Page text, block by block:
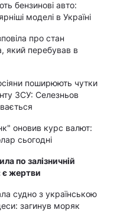
бензинові авто:
моделі в Україні
про стан
який перебував в
поширюють чутки
ЗСУ: Селезньов
оновив курс валют:
сьогодні
по залізничній
є жертви
судно з українською
загинув моряк